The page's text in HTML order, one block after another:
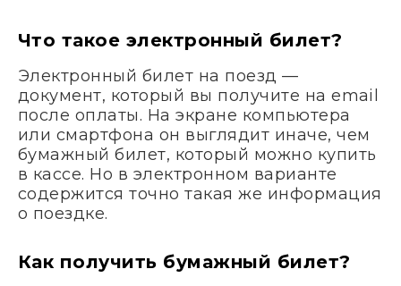
Что такое электронный билет?
Электронный билет на поезд —
документ, который вы получите на email
после оплаты. На экране компьютера
или смартфона он выглядит иначе, чем
бумажный билет, который можно купить
в кассе. Но в электронном варианте
содержится точно такая же информация
о поездке.
Как получить бумажный билет?